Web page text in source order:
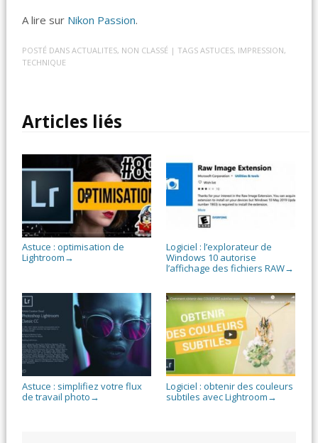
A lire sur Nikon Passion.
POSTÉ DANSACTUALITES, NON CLASSÉ | TAGSASTUCES, IMPRESSION,
TECHNIQUE
Articles liés
Astuce : optimisation de
Lightroom →
Logiciel : l’explorateur de
Windows 10 autorise
l’affichage des fichiers RAW→
Astuce : simplifiez votre flux
de travail photo →
Logiciel : obtenir des couleurs
subtiles avec Lightroom →